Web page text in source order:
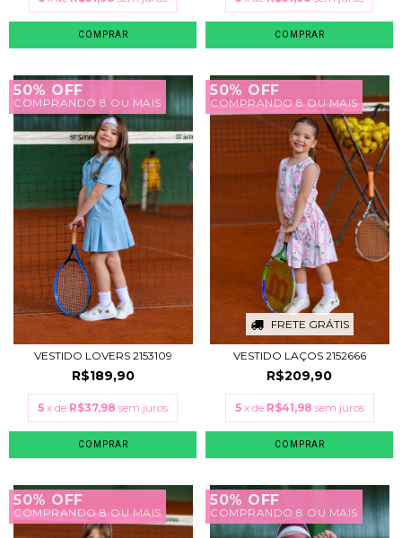
COMPRAR COMPRAR
50% OFF
COMPRANDO 8 OU MAIS
VESTIDO LOVERS 2153109
R$189,90
5 x de R$37,98 sem juros
COMPRAR
50% OFF
COMPRANDO 8 OU MAIS
FRETE GRÁTIS
VESTIDO LAÇOS 2152666
R$209,90
5 x de R$41,98 sem juros
COMPRAR
50% OFF
COMPRANDO 8 OU MAIS
50% OFF
COMPRANDO 8 OU MAIS